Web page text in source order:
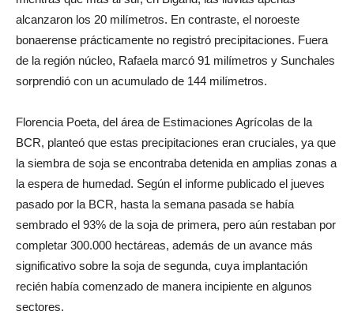
alcanzaron los 20 milímetros. En contraste, el noroeste
bonaerense prácticamente no registró precipitaciones. Fuera
de la región núcleo, Rafaela marcó 91 milímetros y Sunchales
sorprendió con un acumulado de 144 milímetros.
Florencia Poeta, del área de Estimaciones Agrícolas de la
BCR, planteó que estas precipitaciones eran cruciales, ya que
la siembra de soja se encontraba detenida en amplias zonas a
la espera de humedad. Según el informe publicado el jueves
pasado por la BCR, hasta la semana pasada se había
sembrado el 93% de la soja de primera, pero aún restaban por
completar 300.000 hectáreas, además de un avance más
significativo sobre la soja de segunda, cuya implantación
recién había comenzado de manera incipiente en algunos
sectores.